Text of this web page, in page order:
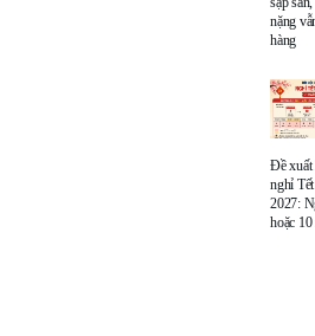
nặng
hàng
Đề xuất
nghỉ
2027:
hoặc